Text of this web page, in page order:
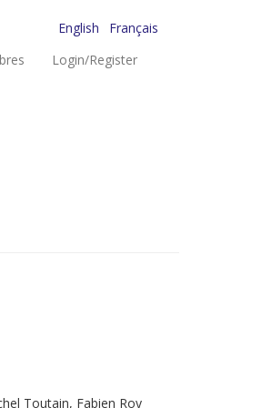
English
Français
Login/Register
Toutain, Fabien Roy